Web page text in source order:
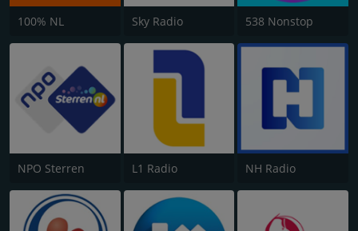
100% NL Sky Radio 538 Nonstop
NPO Sterren L1 Radio NH Radio